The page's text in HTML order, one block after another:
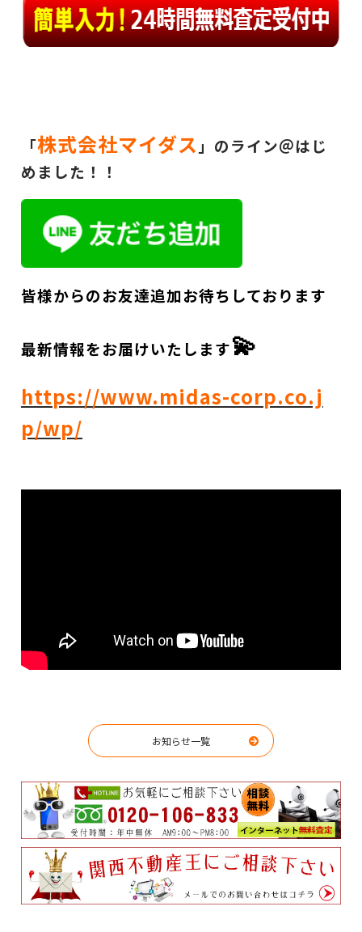
「株式会社マイダス 」のライン＠はじ
めました！！
皆様からのお友達追加お待ちしております
最新情報をお届けいたします💫
https://www.midas-corp.co.j
p/wp/
お知らせ一覧